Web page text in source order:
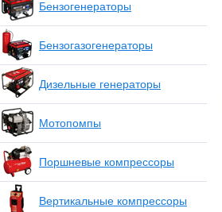
Бензогенераторы
Бензогазогенераторы
Дизельные генераторы
Мотопомпы
Поршневые компрессоры
Вертикальные компрессоры